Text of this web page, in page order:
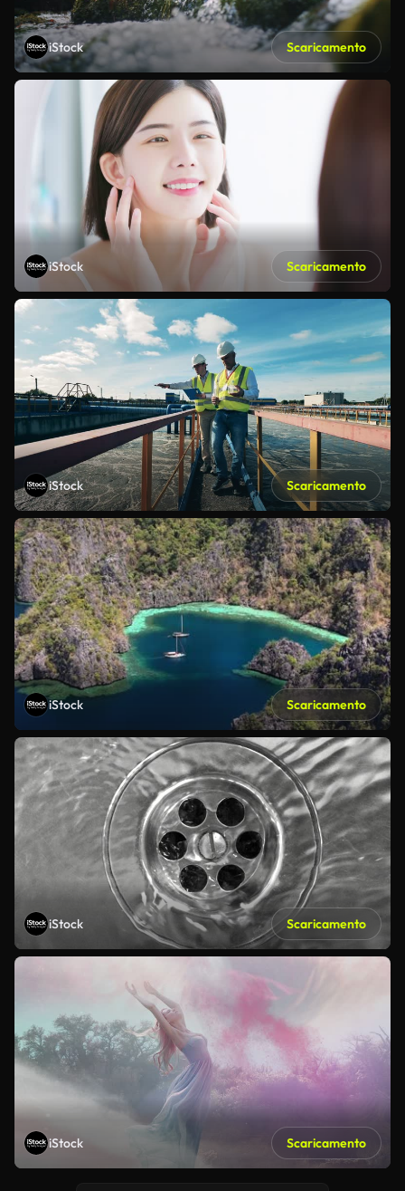
iStock Scaricamento
iStock Scaricamento
iStock Scaricamento
iStock Scaricamento
iStock Scaricamento
iStock Scaricamento